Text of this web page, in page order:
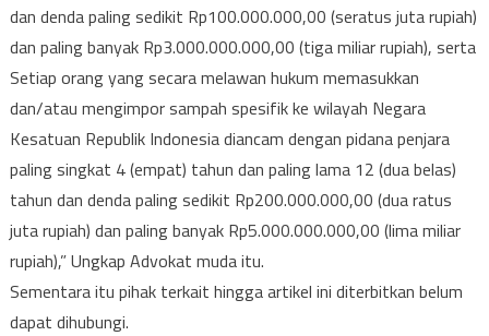
dan denda paling sedikit Rp100.000.000,00 (seratus juta rupiah)
dan paling banyak Rp3.000.000.000,00 (tiga miliar rupiah), serta
Setiap orang yang secara melawan hukum memasukkan
dan/atau mengimpor sampah spesifik ke wilayah Negara
Kesatuan Republik Indonesia diancam dengan pidana penjara
paling singkat 4 (empat) tahun dan paling lama 12 (dua belas)
tahun dan denda paling sedikit Rp200.000.000,00 (dua ratus
juta rupiah) dan paling banyak Rp5.000.000.000,00 (lima miliar
rupiah),” Ungkap Advokat muda itu.
Sementara itu pihak terkait hingga artikel ini diterbitkan belum
dapat dihubungi.